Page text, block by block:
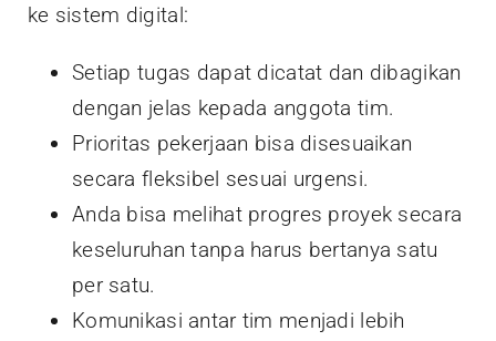
ke sistem digital:
Setiap tugas dapat dicatat dan dibagikan
dengan jelas kepada anggota tim.
Prioritas pekerjaan bisa disesuaikan
secara fleksibel sesuai urgensi.
Anda bisa melihat progres proyek secara
keseluruhan tanpa harus bertanya satu
per satu.
Komunikasi antar tim menjadi lebih